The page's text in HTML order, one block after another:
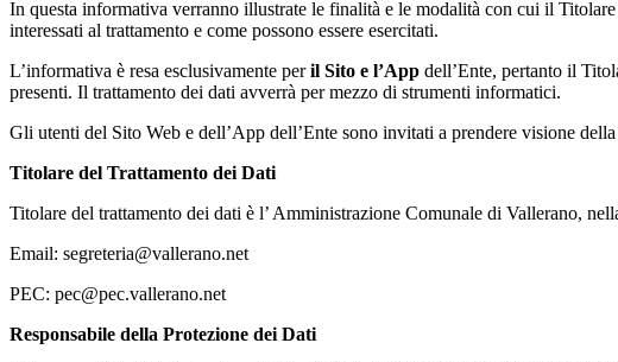
In questa informativa verranno illustrate le finalità e le modalità con cui il
interessati al trattamento e come possono essere esercitati.
L’informativa è resa esclusivamente peril Sito e l’App dell’Ente, pertanto il
presenti. Il trattamento dei dati avverrà per mezzo di strumenti informatici.
Gli utenti del Sito Web e dell’App dell’Ente sono invitati a prendere visione
Titolare del Trattamento dei Dati
Titolare del trattamento dei dati è l’ Amministrazione Comunale di Vallerano,
Email: segreteria@vallerano.net
PEC: pec@pec.vallerano.net
Responsabile della Protezione dei Dati